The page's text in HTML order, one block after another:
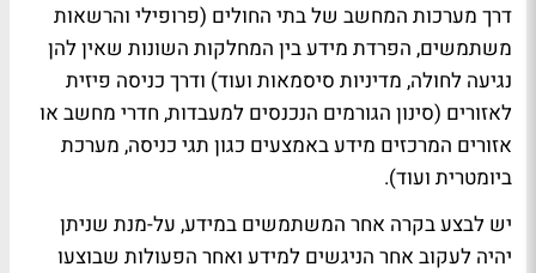
דרך מערכות המחשב של בתי החולים (פרופילי והרשאות
משתמשים, הפרדת מידע בין המחלקות השונות שאין להן
נגיעה לחולה, מדיניות סיסמאות ועוד) ודרך כניסה פיזית
לאזורים (סינון הגורמים הנכנסים למעבדות, חדרי מחשב או
אזורים המרכזים מידע באמצעים כגון תגי כניסה, מערכת
ביומטרית ועוד).
יש לבצע בקרה אחר המשתמשים במידע, על-מנת שניתן
יהיה לעקוב אחר הניגשים למידע ואחר הפעולות שבוצעו